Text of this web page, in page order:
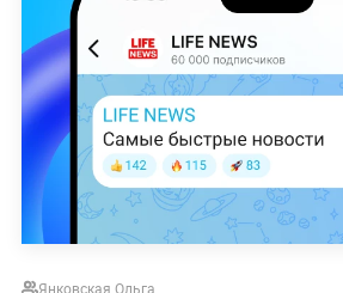
Янковская Ольга